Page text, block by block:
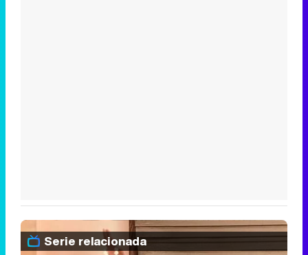
Serie relacionada